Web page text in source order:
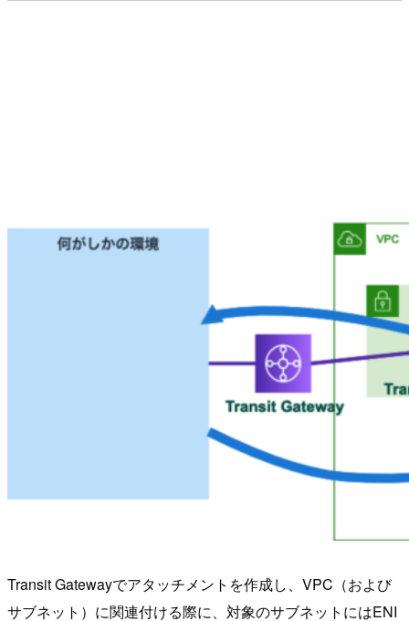
Transit Gatewayでアタッチメントを作成し、VPC（および
サブネット）に関連付ける際に、対象のサブネットにはENI